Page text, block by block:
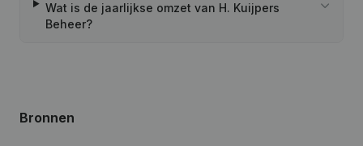
Wat is de jaarlijkse omzet van H. Kuijpers
Beheer?
Bronnen